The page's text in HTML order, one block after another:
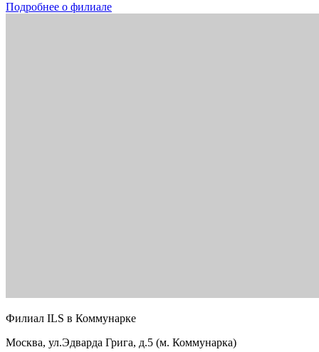
Подробнее о филиале
Филиал ILS в Коммунарке
Москва, ул.Эдварда Грига, д.5 (м. Коммунарка)